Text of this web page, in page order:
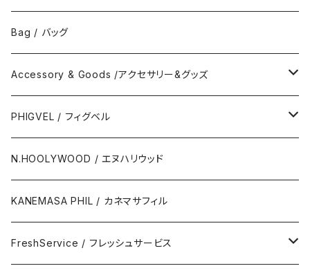
Polo Long Shirt / 長袖ポロシャツ
Polo Short Shirt / 半袖ポロシャツ
Bag / バッグ
Accessory & Goods /アクセサリー&グッズ
Wallet & Coincase
Card Case
Key Hook
Room Spray
PHIGVEL / フィグベル
The Permanent / パーマネント
N.HOOLYWOOD / エヌハリウッド
KANEMASA PHIL / カネマサフィル
FreshService / フレッシュサービス